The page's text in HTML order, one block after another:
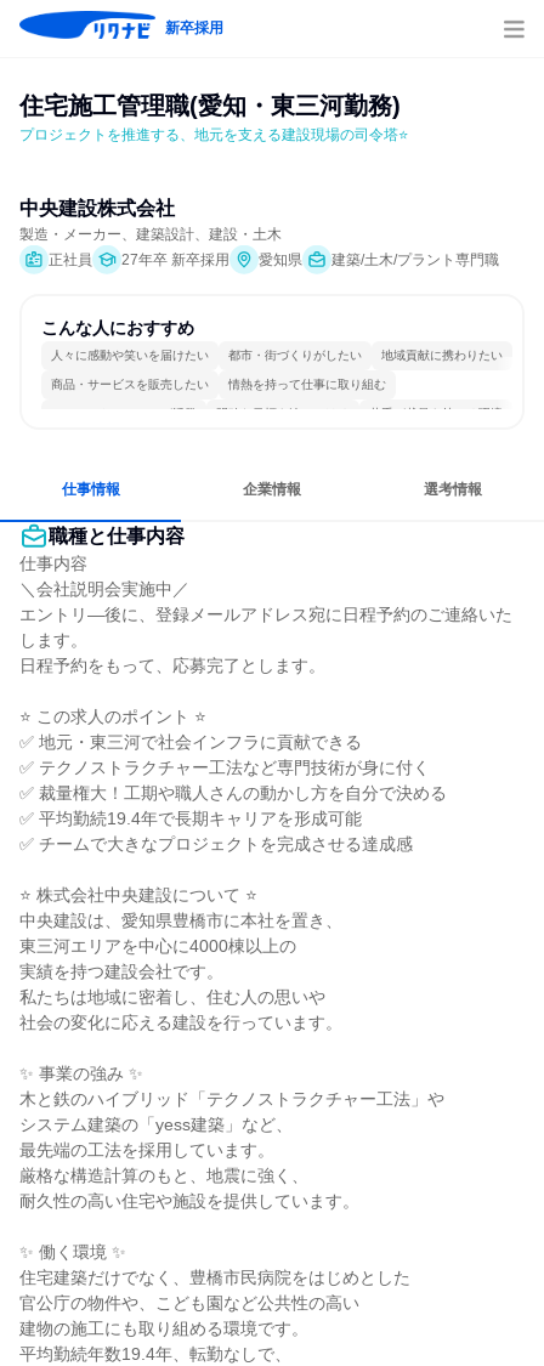
新卒採用
住宅施工管理職(愛知・東三河勤務)
プロジェクトを推進する、地元を支える建設現場の司令塔⭐
中央建設株式会社
製造・メーカー、建築設計、建設・土木
正社員
27年卒 新卒採用 愛知県 建築/土木/プラント専門職
こんな人におすすめ
人々に感動や笑いを届けたい 都市・街づくりがしたい 地域貢献に携わりたい
商品・サービスを販売したい 情熱を持って仕事に取り組む
コミュニケーションが活発 明確な目標を追いかける 若手が裁量を持てる環境
仕事情報 企業情報 選考情報
職種と仕事内容
仕事内容
＼会社説明会実施中／
エントリ―後に、登録メールアドレス宛に日程予約のご連絡いた
します。
日程予約をもって、応募完了とします。
⭐ この求人のポイント ⭐
✅ 地元・東三河で社会インフラに貢献できる
✅ テクノストラクチャー工法など専門技術が身に付く
✅ 裁量権大！工期や職人さんの動かし方を自分で決める
✅ 平均勤続19.4年で長期キャリアを形成可能
✅ チームで大きなプロジェクトを完成させる達成感
⭐ 株式会社中央建設について ⭐
中央建設は、愛知県豊橋市に本社を置き、
東三河エリアを中心に4000棟以上の
実績を持つ建設会社です。
私たちは地域に密着し、住む人の思いや
社会の変化に応える建設を行っています。
✨ 事業の強み ✨
木と鉄のハイブリッド「テクノストラクチャー工法」や
システム建築の「yess建築」など、
最先端の工法を採用しています。
厳格な構造計算のもと、地震に強く、
耐久性の高い住宅や施設を提供しています。
✨ 働く環境 ✨
住宅建築だけでなく、豊橋市民病院をはじめとした
官公庁の物件や、こども園など公共性の高い
建物の施工にも取り組める環境です。
平均勤続年数19.4年、転勤なしで、